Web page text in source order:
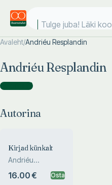
Tulge juba! Läki kool
Avaleht/Andriéu Resplandin
Andriéu Resplandin
Autorina )
Autorina
Kirjad künkalt
Andriéu
16.00 € Osta